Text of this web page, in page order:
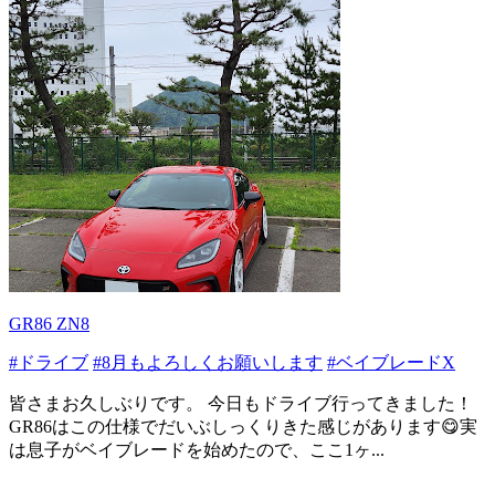
GR86 ZN8
#ドライブ #8月もよろしくお願いします #ベイブレードX
皆さまお久しぶりです。 今日もドライブ行ってきました！
GR86はこの仕様でだいぶしっくりきた感じがあります😋実
は息子がベイブレードを始めたので、ここ1ヶ...